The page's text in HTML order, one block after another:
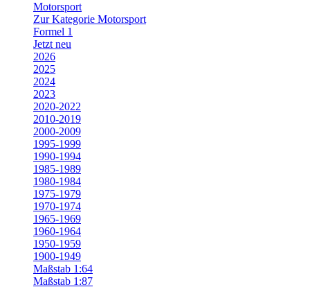
Motorsport
Zur Kategorie Motorsport
Formel 1
Jetzt neu
2026
2025
2024
2023
2020-2022
2010-2019
2000-2009
1995-1999
1990-1994
1985-1989
1980-1984
1975-1979
1970-1974
1965-1969
1960-1964
1950-1959
1900-1949
Maßstab 1:64
Maßstab 1:87